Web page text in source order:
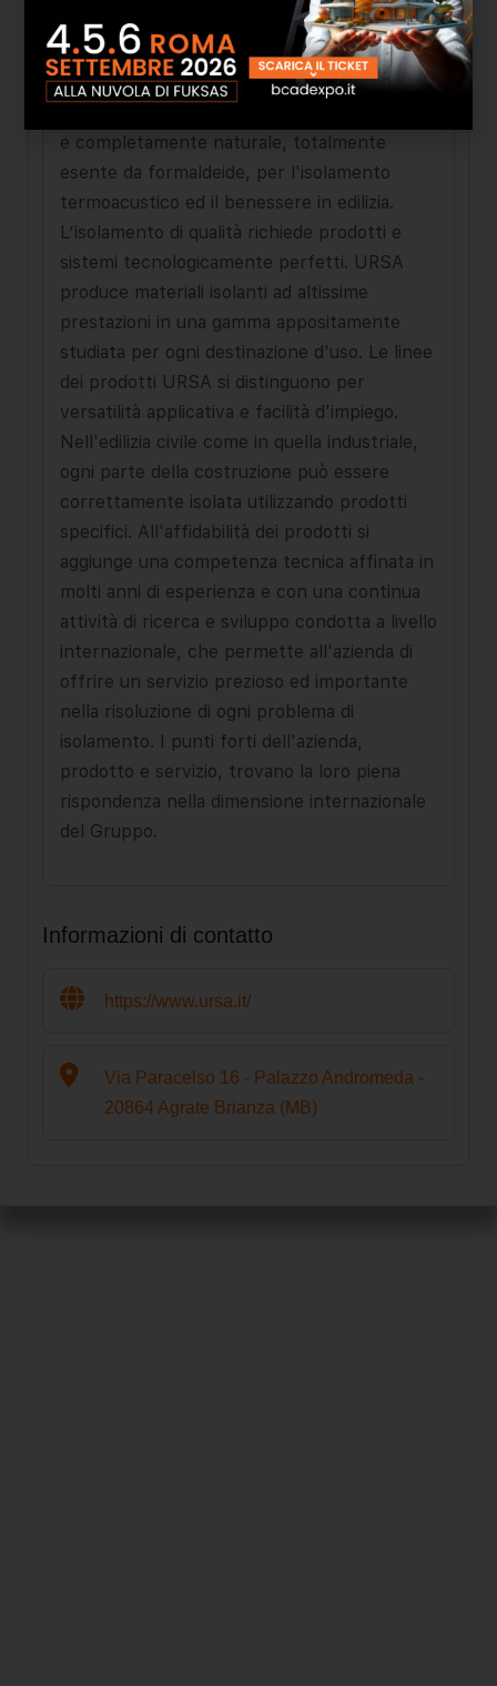
minerale per l’isolamento termico ed
acustico di coperture e pareti di costruzioni
civili ed industriali; URSA PUREONE, la lana
e completamente naturale, totalmente
esente da formaldeide, per l'isolamento
termoacustico ed il benessere in edilizia.
L’isolamento di qualità richiede prodotti e
sistemi tecnologicamente perfetti. URSA
produce materiali isolanti ad altissime
prestazioni in una gamma appositamente
studiata per ogni destinazione d'uso. Le linee
dei prodotti URSA si distinguono per
versatilità applicativa e facilità d'impiego.
Nell'edilizia civile come in quella industriale,
ogni parte della costruzione può essere
correttamente isolata utilizzando prodotti
specifici. All'affidabilità dei prodotti si
aggiunge una competenza tecnica affinata in
molti anni di esperienza e con una continua
attività di ricerca e sviluppo condotta a livello
internazionale, che permette all'azienda di
offrire un servizio prezioso ed importante
nella risoluzione di ogni problema di
isolamento. I punti forti dell'azienda,
prodotto e servizio, trovano la loro piena
rispondenza nella dimensione internazionale
del Gruppo.
Informazioni di contatto
https://www.ursa.it/
Via Paracelso 16 - Palazzo Andromeda -
20864 Agrate Brianza (MB)